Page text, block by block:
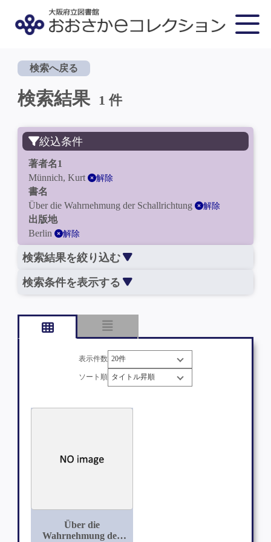
検索へ戻る
検索結果 1 件
絞込条件
著者名1
Münnich, Kurt
解除
書名
Über die Wahrnehmung der Schallrichtung
解除
出版地
Berlin
解除
検索結果を絞り込む
検索条件を表示する
表示件数
ソート順
Über die
Wahrnehmung der